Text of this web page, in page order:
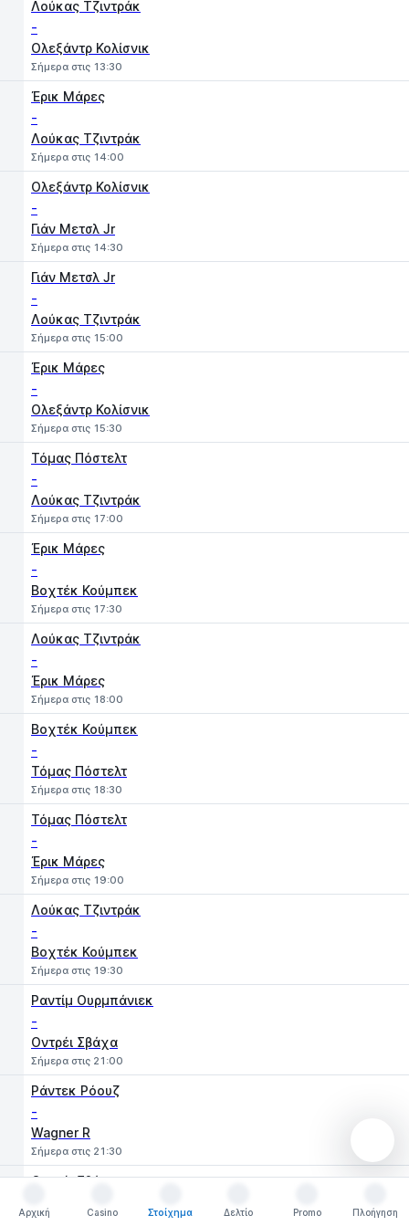
Λούκας Τζιντράκ
-
Ολεξάντρ Κολίσνικ
Σήμερα στις 13:30
Έρικ Μάρες
-
Λούκας Τζιντράκ
Σήμερα στις 14:00
Ολεξάντρ Κολίσνικ
-
Γιάν Μετσλ Jr
Σήμερα στις 14:30
Γιάν Μετσλ Jr
-
Λούκας Τζιντράκ
Σήμερα στις 15:00
Έρικ Μάρες
-
Ολεξάντρ Κολίσνικ
Σήμερα στις 15:30
Τόμας Πόστελτ
-
Λούκας Τζιντράκ
Σήμερα στις 17:00
Έρικ Μάρες
-
Βοχτέκ Κούμπεκ
Σήμερα στις 17:30
Λούκας Τζιντράκ
-
Έρικ Μάρες
Σήμερα στις 18:00
Βοχτέκ Κούμπεκ
-
Τόμας Πόστελτ
Σήμερα στις 18:30
Τόμας Πόστελτ
-
Έρικ Μάρες
Σήμερα στις 19:00
Λούκας Τζιντράκ
-
Βοχτέκ Κούμπεκ
Σήμερα στις 19:30
Ραντίμ Ουρμπάνιεκ
-
Οντρέι Σβάχα
Σήμερα στις 21:00
Ράντεκ Ρόουζ
-
Wagner R
Σήμερα στις 21:30
Οντρέι Σβάχα
Ράντεκ Ρόουζ
Αρχική
Casino
Στοίχημα
Δελτίο
Promo
Πλοήγηση